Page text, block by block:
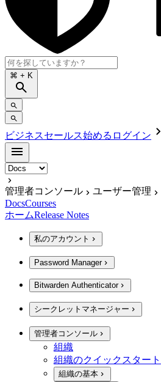
⌘ + K
ビジネスセールス始める ログイン
管理者コンソール ユーザー管理
DocsCourses
ホームRelease Notes
私のアカウント
Password Manager
Bitwarden Authenticator
シークレットマネージャー
管理者コンソール
組織
組織のクイックスタート
組織の基本